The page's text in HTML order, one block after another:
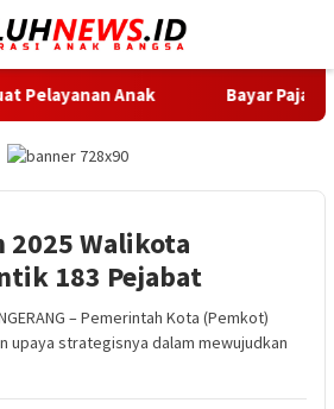
Bayar Pajak Kini Makin
2025 Walikota
183 Pejabat
– Pemerintah Kota (Pemkot)
upaya strategisnya dalam mewujudkan